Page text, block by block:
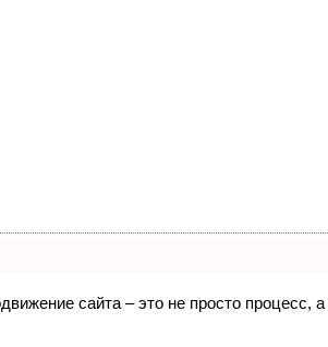
сайта – это не просто